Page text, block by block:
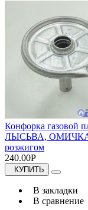
Конфорка газовой
ЛЫСЬВА, ОМИЧКА,
розжигом
240.00Р
КУПИТЬ
В закладки
В сравнение